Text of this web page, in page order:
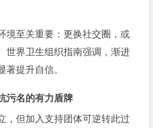
境至关重要：更换社交圈，或
世界卫生组织指南强调，渐进
著提升自信。
污名的有力盾牌
，但加入支持团体可逆转此过